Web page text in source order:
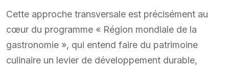
Cette approche transversale est précisément au
cœur du programme « Région mondiale de la
gastronomie », qui entend faire du patrimoine
culinaire un levier de développement durable,